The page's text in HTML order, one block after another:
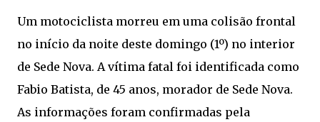
Um motociclista morreu em uma colisão frontal
no início da noite deste domingo (1º) no interior
de Sede Nova. A vítima fatal foi identificada como
Fabio Batista, de 45 anos, morador de Sede Nova.
As informações foram confirmadas pela